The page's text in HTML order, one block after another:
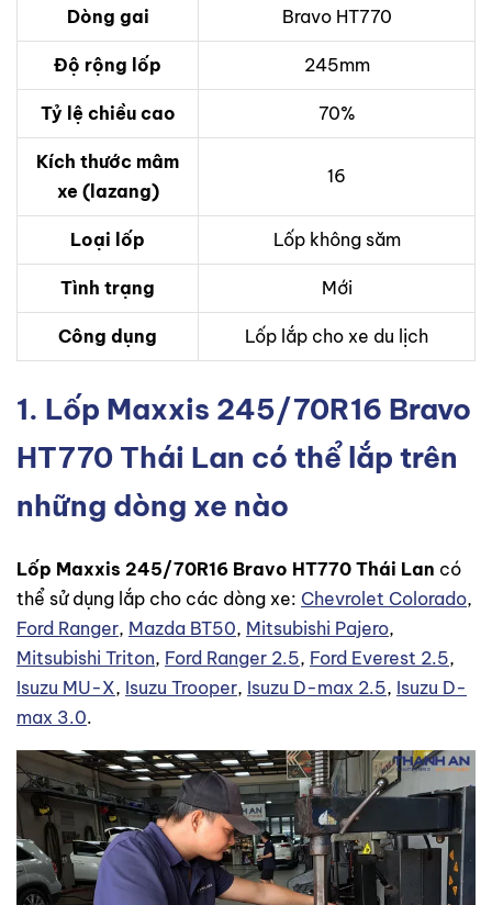
Dòng gai Bravo HT770
Độ rộng lốp 245mm
Tỷ lệ chiều cao 70%
Kích thước mâm
xe (lazang)
16
Loại lốp Lốp không săm
Tình trạng Mới
Công dụng Lốp lắp cho xe du lịch
1. Lốp Maxxis 245/70R16 Bravo
HT770 Thái Lan có thể lắp trên
những dòng xe nào
Lốp Maxxis 245/70R16 Bravo HT770 Thái Lan có
thể sử dụng lắp cho các dòng xe: Chevrolet Colorado,
Ford Ranger, Mazda BT50, Mitsubishi Pajero,
Mitsubishi Triton, Ford Ranger 2.5, Ford Everest 2.5,
Isuzu MU-X, Isuzu Trooper, Isuzu D-max 2.5, Isuzu D-
max 3.0.